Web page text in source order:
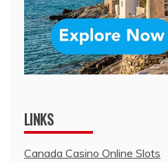
LINKS
Canada Casino Online Slots